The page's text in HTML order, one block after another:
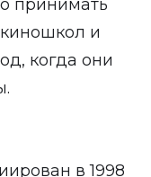
принимать
и
когда они
в 1998